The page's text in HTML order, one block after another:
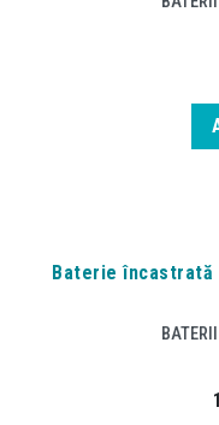
Baterie încastrată